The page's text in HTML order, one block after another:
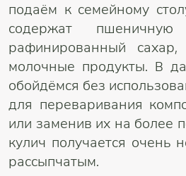
подаём к семейному
содержат
рафинированный
молочные продукты. В
обойдёмся без
для переваривания
или заменив их на более
кулич получается очень
рассыпчатым.